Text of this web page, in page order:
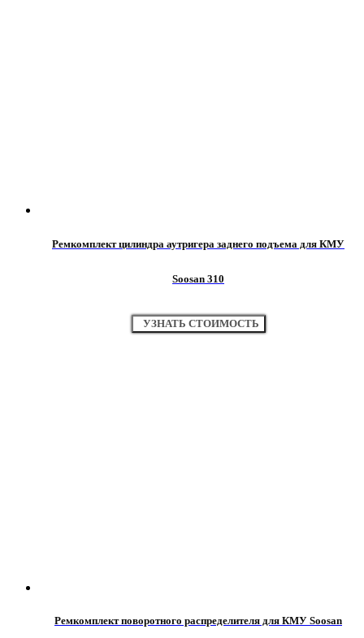
Ремкомплект цилиндра аутригера заднего подъема для КМУ
Soosan 310
УЗНАТЬ СТОИМОСТЬ
Ремкомплект поворотного распределителя для КМУ Soosan